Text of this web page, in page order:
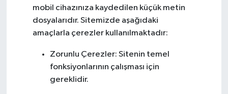
mobil cihazınıza kaydedilen küçük metin
dosyalarıdır. Sitemizde aşağıdaki
amaçlarla çerezler kullanılmaktadır:
Zorunlu Çerezler: Sitenin temel
fonksiyonlarının çalışması için
gereklidir.